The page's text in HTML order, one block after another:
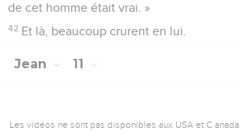
de cet homme était vrai. »
42 Et là, beaucoup crurent en lui.
Jean 11
Les vidéos ne sont pas disponibles aux USA et C anada.